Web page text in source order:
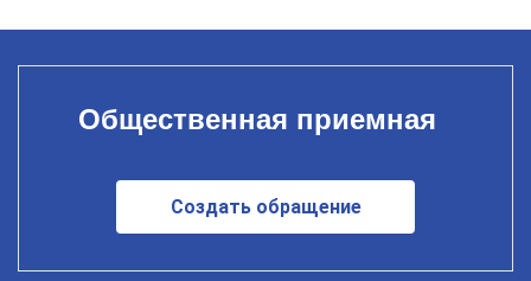
Общественная приемная
Создать обращение